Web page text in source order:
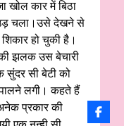
खोल कार में बिठा
चला।उसे देखने से
हो चुकी है।
झलक उस बेचारी
सी बेटी को
लगी। कहते हैं
प्रकार की